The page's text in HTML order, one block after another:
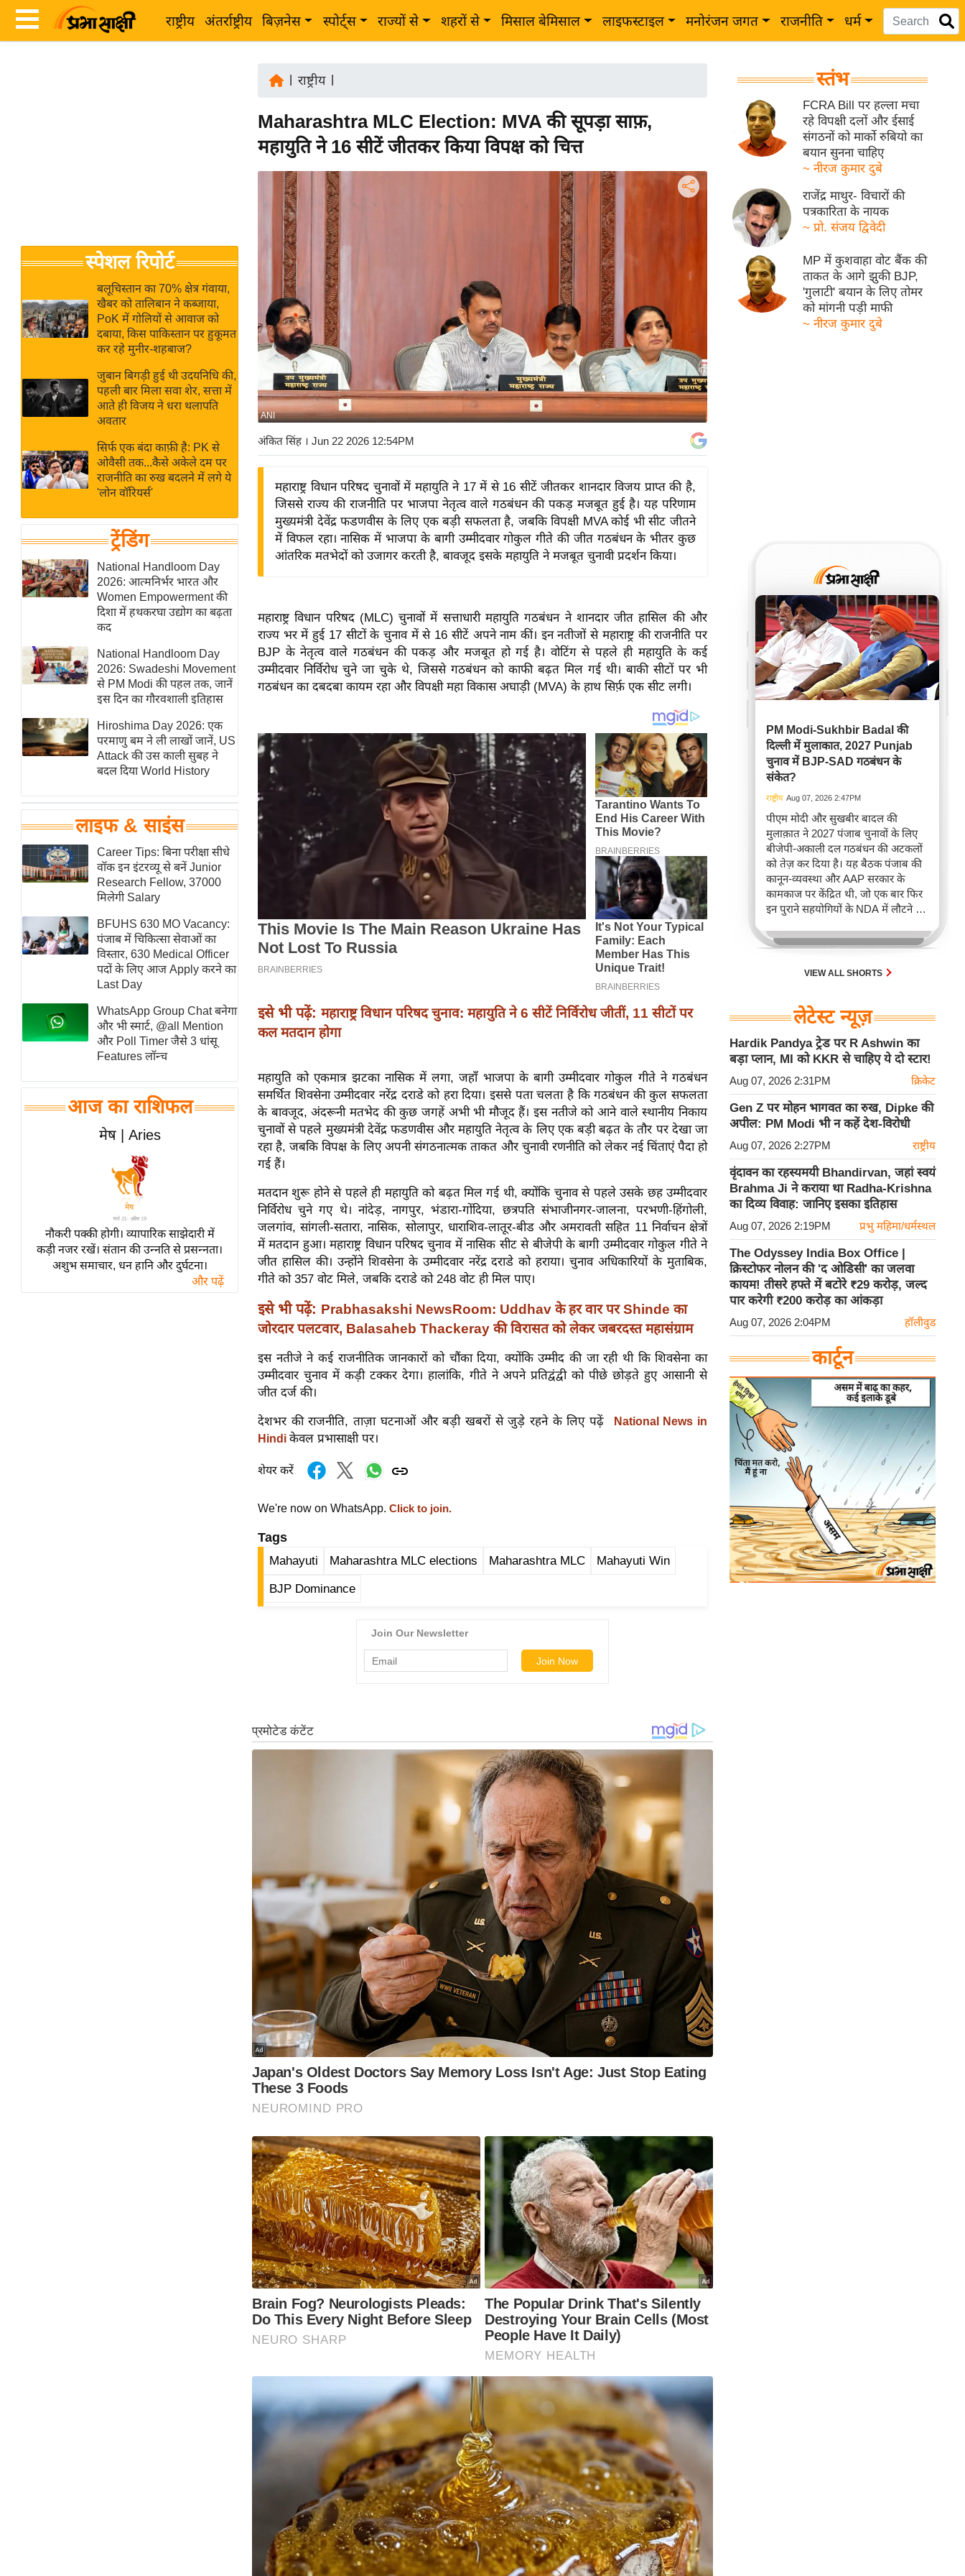
राष्ट्रीय अंतर्राष्ट्रीय बिज़नेस स्पोर्ट्स राज्यों से शहरों से मिसाल बेमिसाल लाइफस्टाइल मनोरंजन जगत राजनीति धर्म
Breaking
News in
Hindi
Hindi
Videos
जगत
राय
बजट
IPL
2026
ई-पेपर
मिसाल बेमिसाल
शख्सियत
यंग इंडिया
साहित्य जगत
ऑटो वर्ल्ड
न्यूज ब्रीफ
मनोरंजन जगत
बॉलीवुड
हॉलीवुड
फिल्म समीक्षा
Breaking
News
लाइफस्टाइल
टेक्नॉलॉजी
घरेलू नुस्खे
पर्यटन स्थल
फिटनेस मंत्रा
रिलेशनशिप
राजनीति
विश्लेषण
समसामयिक
मातृभूमि
एम.
आर.
आई.
समीक्षा
धर्म
ज्योतिष
त्योहार
राशिफल
विशेष
विश्लेषण
स्पेशल रिपोर्ट
बलूचिस्तान का 70% क्षेत्र गंवाया,
खैबर को तालिबान ने कब्जाया,
PoK में गोलियों से आवाज को
दबाया, किस पाकिस्तान पर हुकूमत
कर रहे मुनीर-शहबाज?
जुबान बिगड़ी हुई थी उदयनिधि की,
पहली बार मिला सवा शेर, सत्ता में
आते ही विजय ने धरा थलापति
अवतार
सिर्फ एक बंदा काफ़ी है: PK से
ओवैसी तक...कैसे अकेले दम पर
राजनीति का रुख बदलने में लगे ये
'लोन वॉरियर्स'
ट्रेंडिंग
National Handloom Day
2026: आत्मनिर्भर भारत और
Women Empowerment की
दिशा में हथकरघा उद्योग का बढ़ता
कद
National Handloom Day
2026: Swadeshi Movement
से PM Modi की पहल तक, जानें
इस दिन का गौरवशाली इतिहास
Hiroshima Day 2026: एक
परमाणु बम ने ली लाखों जानें, US
Attack की उस काली सुबह ने
बदल दिया World History
लाइफ & साइंस
Career Tips: बिना परीक्षा सीधे
वॉक इन इंटरव्यू से बनें Junior
Research Fellow, 37000
मिलेगी Salary
BFUHS 630 MO Vacancy:
पंजाब में चिकित्सा सेवाओं का
विस्तार, 630 Medical Officer
पदों के लिए आज Apply करने का
Last Day
WhatsApp Group Chat बनेगा
और भी स्मार्ट, @all Mention
और Poll Timer जैसे 3 धांसू
Features लॉन्च
आज का राशिफल
मेष | Aries
नौकरी पक्की होगी। व्यापारिक साझेदारी में
कड़ी नजर रखें। संतान की उन्नति से प्रसन्नता।
अशुभ समाचार, धन हानि और दुर्घटना।
और पढ़ें
राष्ट्रीय|
Maharashtra MLC Election: MVA की सूपड़ा साफ़,
महायुति ने 16 सीटें जीतकर किया विपक्ष को चित्त
ANI
अंकित सिंह। Jun 22 2026 12:54PM
महाराष्ट्र विधान परिषद चुनावों में महायुति ने 17 में से 16 सीटें जीतकर शानदार विजय प्राप्त की है,
जिससे राज्य की राजनीति पर भाजपा नेतृत्व वाले गठबंधन की पकड़ मजबूत हुई है। यह परिणाम
मुख्यमंत्री देवेंद्र फडणवीस के लिए एक बड़ी सफलता है, जबकि विपक्षी MVA कोई भी सीट जीतने
में विफल रहा। नासिक में भाजपा के बागी उम्मीदवार गोकुल गीते की जीत गठबंधन के भीतर कुछ
आंतरिक मतभेदों को उजागर करती है, बावजूद इसके महायुति ने मजबूत चुनावी प्रदर्शन किया।
महाराष्ट्र विधान परिषद (MLC) चुनावों में सत्ताधारी महायुति गठबंधन ने शानदार जीत हासिल की और
राज्य भर में हुई 17 सीटों के चुनाव में से 16 सीटें अपने नाम कीं। इन नतीजों से महाराष्ट्र की राजनीति पर
BJP के नेतृत्व वाले गठबंधन की पकड़ और मजबूत हो गई है। वोटिंग से पहले ही महायुति के कई
उम्मीदवार निर्विरोध चुने जा चुके थे, जिससे गठबंधन को काफी बढ़त मिल गई थी। बाकी सीटों पर भी
गठबंधन का दबदबा कायम रहा और विपक्षी महा विकास अघाड़ी (MVA) के हाथ सिर्फ़ एक सीट लगी।
इसे भी पढ़ें: महाराष्ट्र विधान परिषद चुनाव: महायुति ने 6 सीटें निर्विरोध जीतीं, 11 सीटों पर
कल मतदान होगा
महायुति को एकमात्र झटका नासिक में लगा, जहाँ भाजपा के बागी उम्मीदवार गोकुल गीते ने गठबंधन
समर्थित शिवसेना उम्मीदवार नरेंद्र दराडे को हरा दिया। इससे पता चलता है कि गठबंधन की कुल सफलता
के बावजूद, अंदरूनी मतभेद की कुछ जगहें अभी भी मौजूद हैं। इस नतीजे को आने वाले स्थानीय निकाय
चुनावों से पहले मुख्यमंत्री देवेंद्र फडणवीस और महायुति नेतृत्व के लिए एक बड़ी बढ़त के तौर पर देखा जा
रहा है, जबकि विपक्ष के लिए अपनी संगठनात्मक ताकत और चुनावी रणनीति को लेकर नई चिंताएं पैदा हो
गई हैं।
मतदान शुरू होने से पहले ही महायुति को बढ़त मिल गई थी, क्योंकि चुनाव से पहले उसके छह उम्मीदवार
निर्विरोध चुने गए थे। नांदेड़, नागपुर, भंडारा-गोंदिया, छत्रपति संभाजीनगर-जालना, परभणी-हिंगोली,
जलगांव, सांगली-सतारा, नासिक, सोलापुर, धाराशिव-लातूर-बीड और अमरावती सहित 11 निर्वाचन क्षेत्रों
में मतदान हुआ। महाराष्ट्र विधान परिषद चुनाव में नासिक सीट से बीजेपी के बागी उम्मीदवार गोकुल गीते ने
जीत हासिल की। ​​उन्होंने शिवसेना के उम्मीदवार नरेंद्र दराडे को हराया। चुनाव अधिकारियों के मुताबिक,
गीते को 357 वोट मिले, जबकि दराडे को 248 वोट ही मिल पाए।
इसे भी पढ़ें: Prabhasakshi NewsRoom: Uddhav के हर वार पर Shinde का
जोरदार पलटवार, Balasaheb Thackeray की विरासत को लेकर जबरदस्त महासंग्राम
इस नतीजे ने कई राजनीतिक जानकारों को चौंका दिया, क्योंकि उम्मीद की जा रही थी कि शिवसेना का
उम्मीदवार चुनाव में कड़ी टक्कर देगा। हालांकि, गीते ने अपने प्रतिद्वंद्वी को पीछे छोड़ते हुए आसानी से
जीत दर्ज की।
देशभर की राजनीति, ताज़ा घटनाओं और बड़ी खबरों से जुड़े रहने के लिए पढ़ें
National News in
Hindi केवल प्रभासाक्षी पर।
शेयर करें
We're now on WhatsApp. Click to join.
Tags
Mahayuti Maharashtra MLC elections Maharashtra MLC Mahayuti Win
BJP Dominance
स्तंभ
FCRA Bill पर हल्ला मचा
रहे विपक्षी दलों और ईसाई
संगठनों को मार्को रुबियो का
बयान सुनना चाहिए
~ नीरज कुमार दुबे
राजेंद्र माथुर- विचारों की
पत्रकारिता के नायक
~ प्रो. संजय द्विवेदी
MP में कुशवाहा वोट बैंक की
ताकत के आगे झुकी BJP,
'गुलाटी' बयान के लिए तोमर
को मांगनी पड़ी माफी
~ नीरज कुमार दुबे
PM Modi-Sukhbir Badal की
दिल्ली में मुलाकात, 2027 Punjab
चुनाव में BJP-SAD गठबंधन के
संकेत?
राष्ट्रीय Aug 07, 2026 2:47PM
पीएम मोदी और सुखबीर बादल की
मुलाक़ात ने 2027 पंजाब चुनावों के लिए
बीजेपी-अकाली दल गठबंधन की अटकलों
को तेज़ कर दिया है। यह बैठक पंजाब की
कानून-व्यवस्था और AAP सरकार के
कामकाज पर केंद्रित थी, जो एक बार फिर
इन पुराने सहयोगियों के NDA में लौटने की
2022 और 2024 में अलग-अलग चुनाव
को देखते हुए।VIEW ALL SHORTS
लेटेस्ट न्यूज़
Hardik Pandya ट्रेड पर R Ashwin का
बड़ा प्लान, MI को KKR से चाहिए ये दो स्टार!
Aug 07, 2026 2:31PM क्रिकेट
Gen Z पर मोहन भागवत का रुख, Dipke की
अपील: PM Modi भी न कहें देश-विरोधी
Aug 07, 2026 2:27PM राष्ट्रीय
वृंदावन का रहस्यमयी Bhandirvan, जहां स्वयं
Brahma Ji ने कराया था Radha-Krishna
का दिव्य विवाह: जानिए इसका इतिहास
Aug 07, 2026 2:19PM प्रभु महिमा/धर्मस्थल
The Odyssey India Box Office |
क्रिस्टोफर नोलन की 'द ओडिसी' का जलवा
कायम! तीसरे हफ्ते में बटोरे ₹29 करोड़, जल्द
पार करेगी ₹200 करोड़ का आंकड़ा
Aug 07, 2026 2:04PM हॉलीवुड
कार्टून